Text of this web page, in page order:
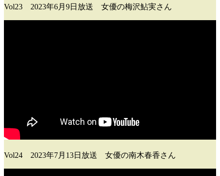
Vol23 2023年6月9日放送 女優の梅沢鮎実さん
Vol24 2023年7月13日放送 女優の南木春香さん